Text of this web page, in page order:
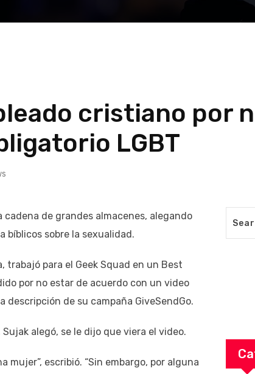
cristiano por
LGBT
de grandes almacenes, alegando
bíblicos sobre la sexualidad.
trabajó para el Geek Squad en un Best
por no estar de acuerdo con un video
de su campaña GiveSendGo.
alegó, se le dijo que viera el video.
escribió. “Sin embargo, por alguna